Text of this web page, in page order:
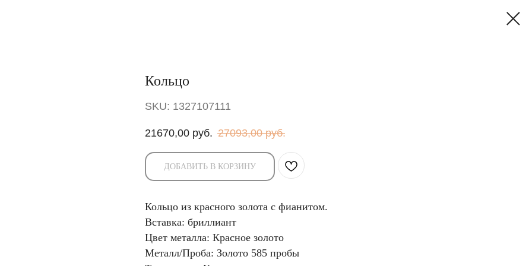
Кольцо
SKU: 1327107111
21670,00 руб. 27093,00 руб.
ДОБАВИТЬ В КОРЗИНУ
Кольцо из красного золота с фианитом.
Вставка: бриллиант
Цвет металла: Красное золото
Металл/Проба: Золото 585 пробы